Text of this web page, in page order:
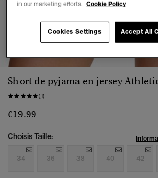
3 5
Short de pyjama en jersey
(1)
€19.99
Choisis Taille:
34 36 38 40 42
in our marketing efforts. Cookie Policy
Cookies Settings Accept All